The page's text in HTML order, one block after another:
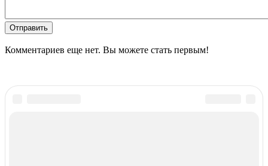
Отправить
Комментариев еще нет. Вы можете стать первым!